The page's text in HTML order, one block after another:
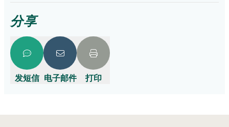
分享
发短信 电子邮件 打印